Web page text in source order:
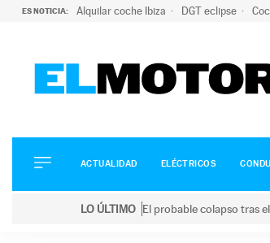
ES NOTICIA: Alquilar coche Ibiza DGT eclipse
ELÉCTRICOS
CONDUCIR
ACTUALIDAD ELÉCTRICOS
LO ÚLTIMO El probable colapso tras